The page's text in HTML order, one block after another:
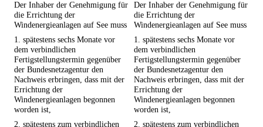
Der Inhaber der Genehmigung für
die Errichtung der
Windenergieanlagen auf See muss
Der Inhaber der Genehmigung für
die Errichtung der
Windenergieanlagen auf See muss
1. spätestens sechs Monate vor
dem verbindlichen
Fertigstellungstermin gegenüber
der Bundesnetzagentur den
Nachweis erbringen, dass mit der
Errichtung der
Windenergieanlagen begonnen
worden ist,
1. spätestens sechs Monate vor
dem verbindlichen
Fertigstellungstermin gegenüber
der Bundesnetzagentur den
Nachweis erbringen, dass mit der
Errichtung der
Windenergieanlagen begonnen
worden ist,
2. spätestens zum verbindlichen
2. spätestens zum verbindlichen